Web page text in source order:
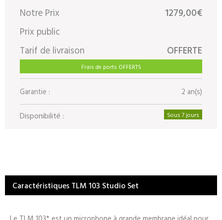
Notre Prix
1279,00€
Prix public
Tarif de livraison
OFFERTE
Frais de ports OFFERTS
Garantie : 2 an(s)
Disponibilité : Sous 7 jours
Caractéristiques TLM 103 Studio Set